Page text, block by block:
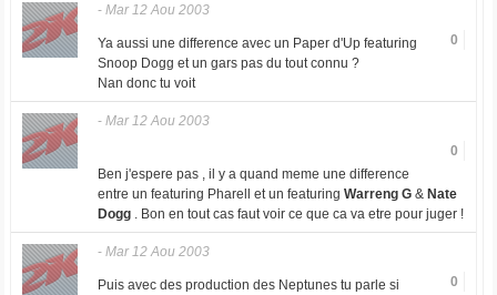
- Mar 12 Aou 2003
0
Ya aussi une difference avec un Paper d'Up featuring
Snoop Dogg et un gars pas du tout connu ?
Nan donc tu voit
- Mar 12 Aou 2003
0
Ben j'espere pas , il y a quand meme une difference
entre un featuring Pharell et un featuring Warreng G& Nate
Dogg. Bon en tout cas faut voir ce que ca va etre pour juger !
- Mar 12 Aou 2003
0
Puis avec des production des Neptunes tu parle si